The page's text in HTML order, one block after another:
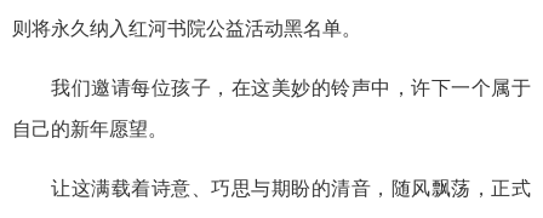
则将永久纳入红河书院公益活动黑名单。
我们邀请每位孩子，在这美妙的铃声中，许下一个属于
自己的新年愿望。
让这满载着诗意、巧思与期盼的清音，随风飘荡，正式